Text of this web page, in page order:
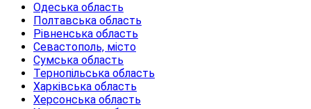
Одеська область
Полтавська область
Рівненська область
Севастополь, місто
Сумська область
Тернопільська область
Харківська область
Херсонська область